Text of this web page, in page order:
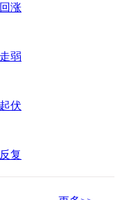
涨
弱
伏
复